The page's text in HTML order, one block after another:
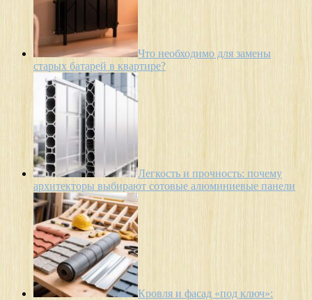
Что необходимо для замены
старых батарей в квартире?
Легкость и прочность: почему
архитекторы выбирают сотовые алюминиевые панели
Кровля и фасад «под ключ»: